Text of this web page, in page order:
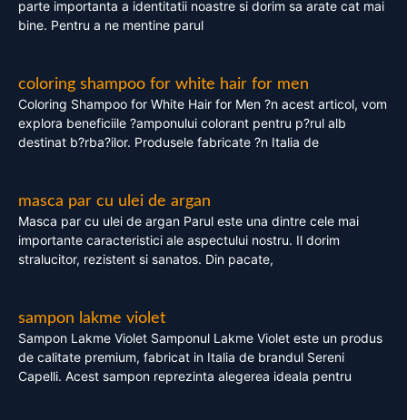
parte importanta a identitatii noastre si dorim sa arate cat mai
bine. Pentru a ne mentine parul
coloring shampoo for white hair for men
Coloring Shampoo for White Hair for Men ?n acest articol, vom
explora beneficiile ?amponului colorant pentru p?rul alb
destinat b?rba?ilor. Produsele fabricate ?n Italia de
masca par cu ulei de argan
Masca par cu ulei de argan Parul este una dintre cele mai
importante caracteristici ale aspectului nostru. Il dorim
stralucitor, rezistent si sanatos. Din pacate,
sampon lakme violet
Sampon Lakme Violet Samponul Lakme Violet este un produs
de calitate premium, fabricat in Italia de brandul Sereni
Capelli. Acest sampon reprezinta alegerea ideala pentru